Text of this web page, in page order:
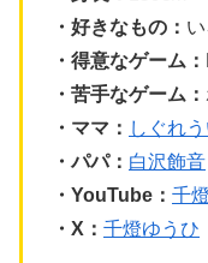
・好きなもの：
・得意なゲーム：
・苦手なゲーム：
・ママ： しぐれ
・パパ： 白沢飾音
・YouTube： 千
・X： 千燈ゆうひ